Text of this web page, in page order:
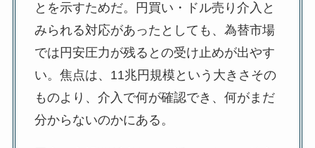
とを示すためだ。円買い・ドル売り介入と
みられる対応があったとしても、為替市場
では円安圧力が残るとの受け止めが出やす
い。焦点は、11兆円規模という大きさその
ものより、介入で何が確認でき、何がまだ
分からないのかにある。